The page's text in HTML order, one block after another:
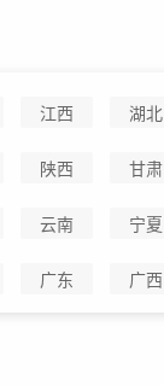
江西 湖北
陕西 甘肃
云南 宁夏
广东 广西